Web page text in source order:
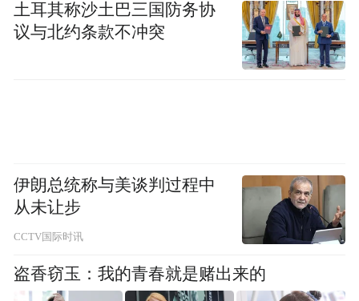
2025年，陈妍希有三部作品接连与观众见
面：《亲爱的仇敌》里的豪门阔太，《藏海
社交平台上便涌现大批“我比李雾先爱上岑
矜”的声音，令陈妍希颇感意外，“演的时候
并不会细想她到底哪里好，后来看大家各种
分析，发现她真的就是所有人的梦中情姐。”
土耳其称沙土巴三国防务协
议与北约条款不冲突
伊朗总统称与美谈判过程中
从未让步
CCTV国际时讯
盗香窃玉：我的青春就是赌出来的